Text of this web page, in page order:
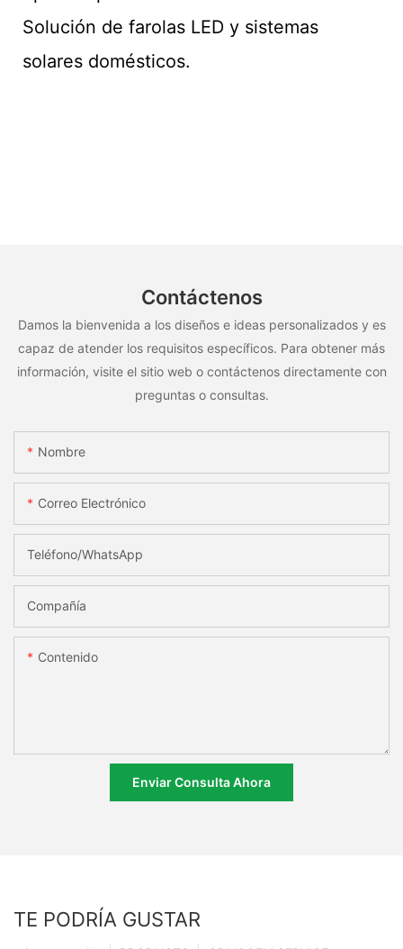
Solución de farolas LED y sistemas
solares domésticos.
Contáctenos
Damos la bienvenida a los diseños e ideas personalizados y es
capaz de atender los requisitos específicos. Para obtener más
información, visite el sitio web o contáctenos directamente con
preguntas o consultas.
Nombre
Correo Electrónico
Teléfono/WhatsApp
Compañía
Contenido
Enviar Consulta Ahora
TE PODRÍA GUSTAR